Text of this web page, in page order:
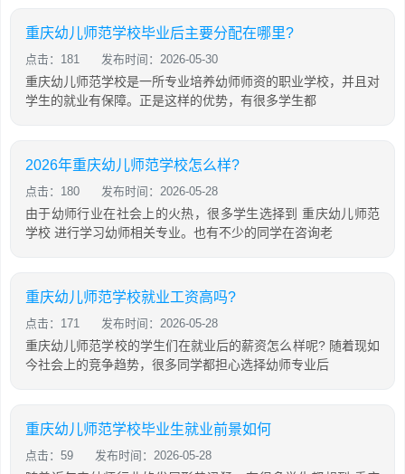
重庆幼儿师范学校毕业后主要分配在哪里?
点击：181 发布时间：2026-05-30
重庆幼儿师范学校是一所专业培养幼师师资的职业学校，并且对
学生的就业有保障。正是这样的优势，有很多学生都
2026年重庆幼儿师范学校怎么样?
点击：180 发布时间：2026-05-28
由于幼师行业在社会上的火热，很多学生选择到 重庆幼儿师范
学校 进行学习幼师相关专业。也有不少的同学在咨询老
重庆幼儿师范学校就业工资高吗?
点击：171 发布时间：2026-05-28
重庆幼儿师范学校的学生们在就业后的薪资怎么样呢? 随着现如
今社会上的竞争趋势，很多同学都担心选择幼师专业后
重庆幼儿师范学校毕业生就业前景如何
点击：59 发布时间：2026-05-28